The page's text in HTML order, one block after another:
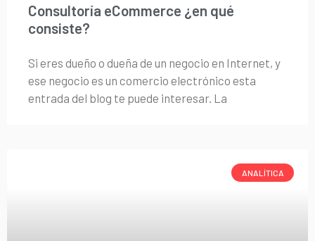
Consultoría eCommerce ¿en qué
consiste?
Si eres dueño o dueña de un negocio en Internet, y
ese negocio es un comercio electrónico esta
entrada del blog te puede interesar. La
ANALÍTICA